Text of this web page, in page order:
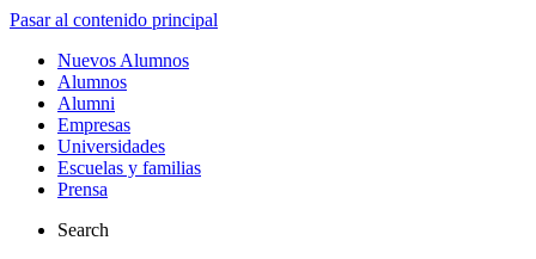
Pasar al contenido principal
Nuevos Alumnos
Alumnos
Alumni
Empresas
Universidades
Escuelas y familias
Prensa
Search